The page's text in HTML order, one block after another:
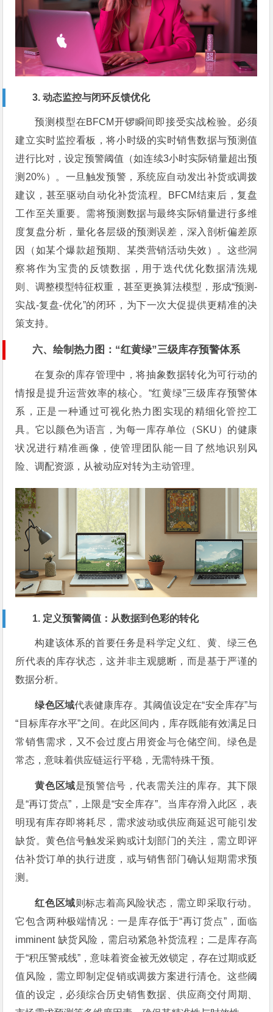
3. 动态监控与闭环反馈优化
预测模型在BFCM开锣瞬间即接受实战检验。必须
建立实时监控看板，将小时级的实时销售数据与预测值
进行比对，设定预警阈值（如连续3小时实际销量超出预
测20%）。一旦触发预警，系统应自动发出补货或调拨
建议，甚至驱动自动化补货流程。BFCM结束后，复盘
工作至关重要。需将预测数据与最终实际销量进行多维
度复盘分析，量化各层级的预测误差，深入剖析偏差原
因（如某个爆款超预期、某类营销活动失效）。这些洞
察将作为宝贵的反馈数据，用于迭代优化数据清洗规
则、调整模型特征权重，甚至更换算法模型，形成“预测-
实战-复盘-优化”的闭环，为下一次大促提供更精准的决
策支持。
六、绘制热力图：“红黄绿”三级库存预警体系
在复杂的库存管理中，将抽象数据转化为可行动的
情报是提升运营效率的核心。“红黄绿”三级库存预警体
系，正是一种通过可视化热力图实现的精细化管控工
具。它以颜色为语言，为每一库存单位（SKU）的健康
状况进行精准画像，使管理团队能一目了然地识别风
险、调配资源，从被动应对转为主动管理。
1. 定义预警阈值：从数据到色彩的转化
构建该体系的首要任务是科学定义红、黄、绿三色
所代表的库存状态，这并非主观臆断，而是基于严谨的
数据分析。
绿色区域代表健康库存。其阈值设定在“安全库存”与
“目标库存水平”之间。在此区间内，库存既能有效满足日
常销售需求，又不会过度占用资金与仓储空间。绿色是
常态，意味着供应链运行平稳，无需特殊干预。
黄色区域是预警信号，代表需关注的库存。其下限
是“再订货点”，上限是“安全库存”。当库存滑入此区，表
明现有库存即将耗尽，需求波动或供应商延迟可能引发
缺货。黄色信号触发采购或计划部门的关注，需立即评
估补货订单的执行进度，或与销售部门确认短期需求预
测。
红色区域则标志着高风险状态，需立即采取行动。
它包含两种极端情况：一是库存低于“再订货点”，面临
imminent 缺货风险，需启动紧急补货流程；二是库存高
于“积压警戒线”，意味着资金被无效锁定，存在过期或贬
值风险，需立即制定促销或调拨方案进行清仓。这些阈
值的设定，必须综合历史销售数据、供应商交付周期、